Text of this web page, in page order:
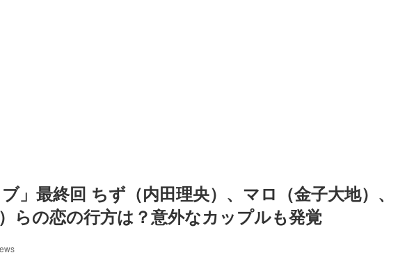
」最終回 ちず（内田理央）、マロ（金子大地）、
らの恋の行方は？意外なカップルも発覚